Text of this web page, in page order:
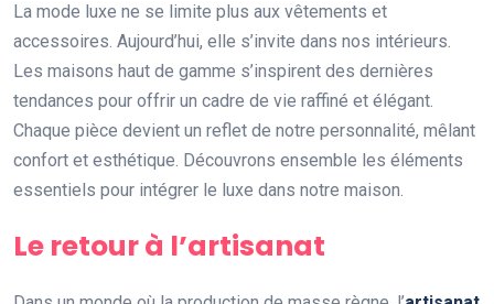
La mode luxe ne se limite plus aux vêtements et
accessoires. Aujourd’hui, elle s’invite dans nos intérieurs.
Les maisons haut de gamme s’inspirent des dernières
tendances pour offrir un cadre de vie raffiné et élégant.
Chaque pièce devient un reflet de notre personnalité, mêlant
confort et esthétique. Découvrons ensemble les éléments
essentiels pour intégrer le luxe dans notre maison.
Le retour à l’artisanat